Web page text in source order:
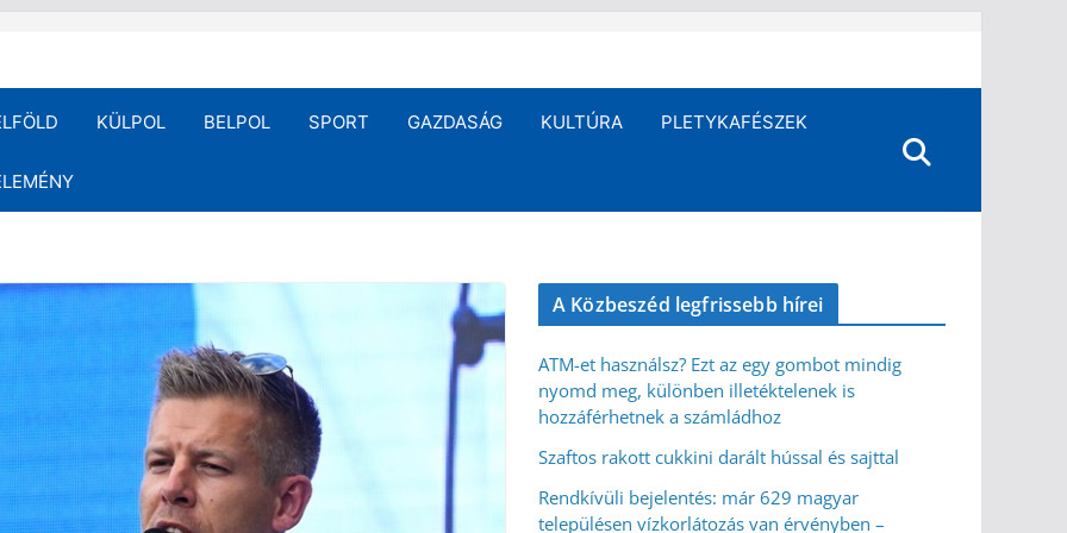
KÜLPOL BELPOL SPORT GAZDASÁG KULTÚRA PLETYKAFÉSZEK
A Közbeszéd legfrissebb hírei
ATM-et használsz? Ezt az egy gombot mindig
nyomd meg, különben illetéktelenek is
hozzáférhetnek a számládhoz
Szaftos rakott cukkini darált hússal és sajttal
Rendkívüli bejelentés: már 629 magyar
településen vízkorlátozás van érvényben –